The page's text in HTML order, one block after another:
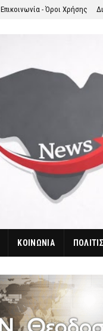
Επικοινωνία - Όροι Χρήσης
ΚΟΙΝΩΝΙΑ